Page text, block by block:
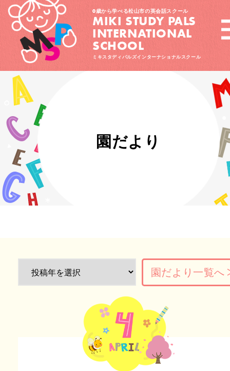
0歳から学べる松山市の英会話スクール
MIKI STUDY PALS
INTERNATIONAL
SCHOOL
ミキスタディパルズインターナショナルスクール
園だより
園だより一覧へ